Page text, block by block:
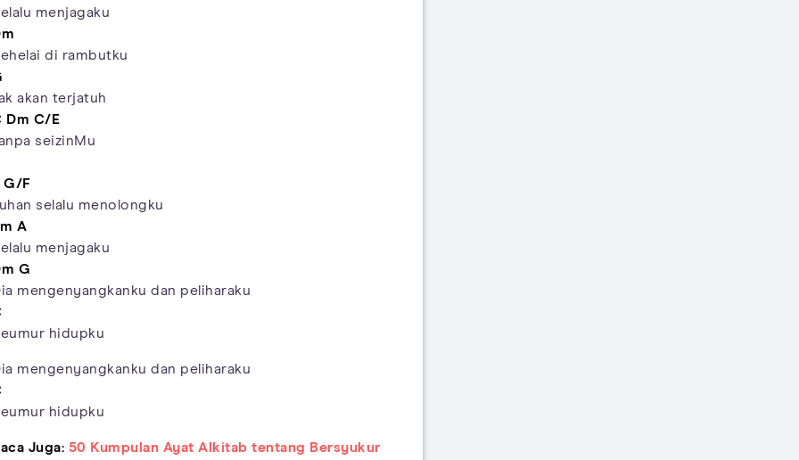
menjagaku
di rambutku
akan terjatuh
Dm C/E
seizinMu
G/F
selalu menolongku
A
menjagaku
G
mengenyangkanku dan peliharaku
hidupku
mengenyangkanku dan peliharaku
hidupku
Juga: 50 Kumpulan Ayat Alkitab tentang Bersyukur